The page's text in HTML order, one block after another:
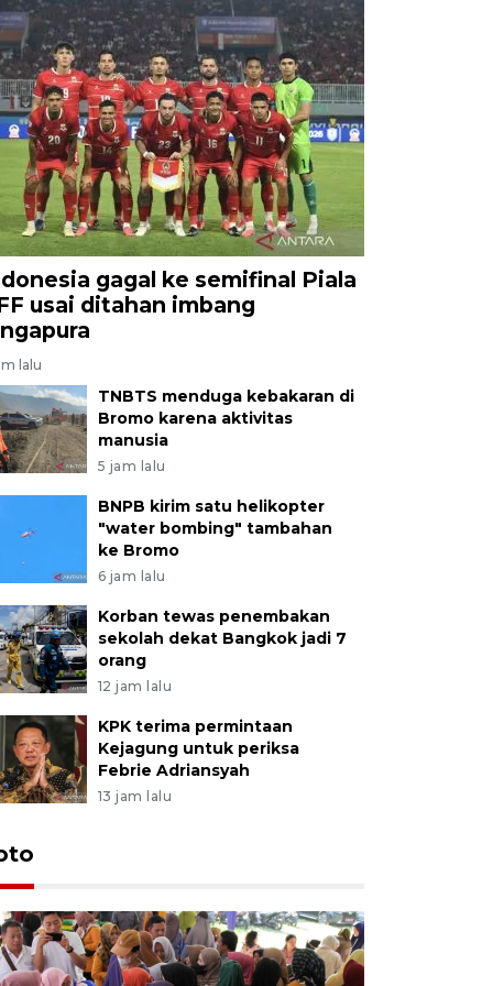
gagal ke semifinal Piala
usai ditahan imbang
lalu
TNBTS menduga kebakaran di
Bromo karena aktivitas
manusia
5 jam lalu
BNPB kirim satu helikopter
"water bombing" tambahan
ke Bromo
6 jam lalu
Korban tewas penembakan
sekolah dekat Bangkok jadi 7
orang
12 jam lalu
KPK terima permintaan
Kejagung untuk periksa
Febrie Adriansyah
13 jam lalu